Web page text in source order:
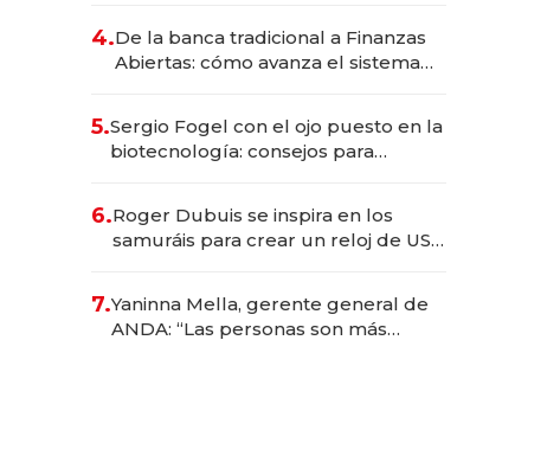
4.De la banca tradicional a Finanzas
Abiertas: cómo avanza el sistema
5.Sergio Fogel con el ojo puesto en la
biotecnología: consejos para
6.Roger Dubuis se inspira en los
samuráis para crear un reloj de US$
7.Yaninna Mella, gerente general de
ANDA: “Las personas son más